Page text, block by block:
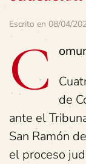
Escrito en 08/04/
C
de
ante el
San Ramón
el proceso